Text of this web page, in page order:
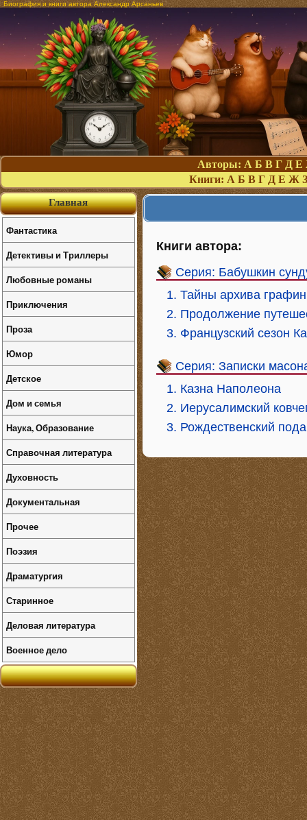
Биография и книги автора Александр Арсаньев
Авторы: А Б В Г Д Е
Книги: А Б В Г Д Е Ж З
Книги автора:
Серия: Бабушкин
1. Тайны архива
2. Продолжение
3. Французский сезон
Серия: Записки
1. Казна Наполеона
2. Иерусалимский
3. Рождественский
Главная
Фантастика
Детективы и Триллеры
Любовные романы
Приключения
Проза
Юмор
Детское
Дом и семья
Наука, Образование
Справочная литература
Духовность
Документальная
Прочее
Поэзия
Драматургия
Старинное
Деловая литература
Военное дело